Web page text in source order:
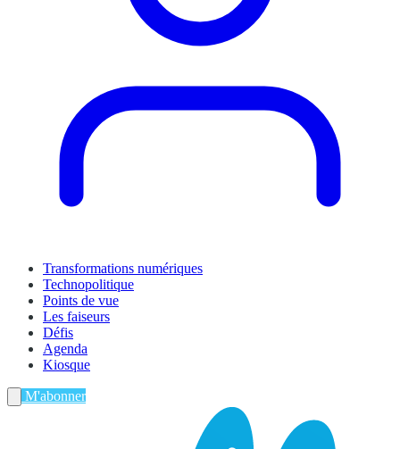
Transformations numériques
Technopolitique
Points de vue
Les faiseurs
Défis
Agenda
Kiosque
M'abonner